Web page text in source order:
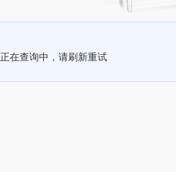
正在查询中，请刷新重试